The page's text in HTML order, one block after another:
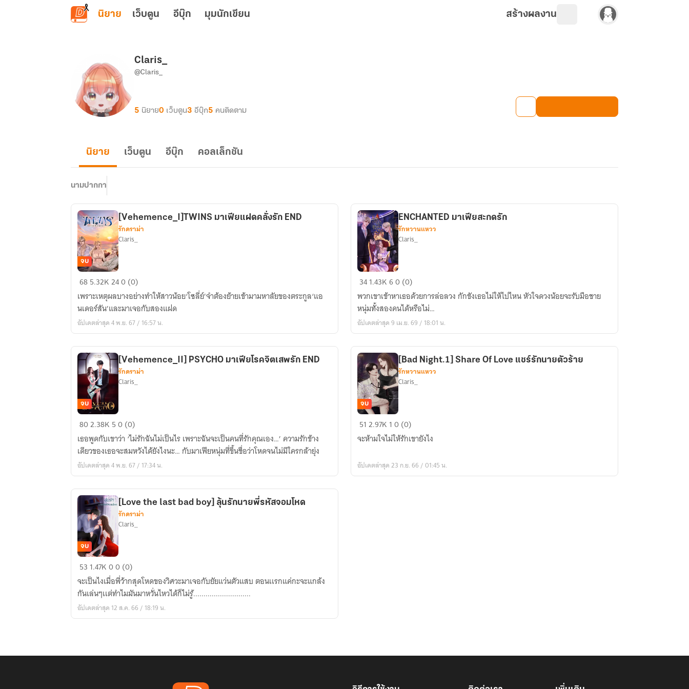
ข้ามไปยังเนื้อหาหลัก
นิยาย เว็บตูน อีบุ๊ก มุมนักเขียน สร้างผลงาน
Claris_
@Claris_
5 นิยาย0 เว็บตูน3 อีบุ๊ก5 คนติดตาม
นิยาย เว็บตูน อีบุ๊ก คอลเล็กชัน
นามปากกา
[Vehemence_I]TWINS
แฝด
คลั่ง
รัก
จบ
[Vehemence_I]TWINS มาเฟียแฝดคลั่งรัก END
รักดราม่า
Claris_
685.32K240 (0)
เพราะเหตุผลบางอย่างทำให้สาวน้อย‘โซลี่ย์’จำต้องย้ายเข้ามามหาลัยของตระกูล‘แอ
นเดอร์สัน’และมาเจอกับสองแฝด
อัปเดตล่าสุด 4 พ.ย. 67 / 16:57 น.
ENCHANTED
สะกด
รัก
ENCHANTED มาเฟียสะกดรัก
รักหวานแหวว
Claris_
341.43K60 (0)
พวกเขาเข้าหาเธอด้วยการล่อลวง กักขังเธอไม่ให้ไปไหน หัวใจดวงน้อยจะรับมือชาย
หนุ่มทั้งสองคนได้หรือไม่…
อัปเดตล่าสุด 9 เม.ย. 69 / 18:01 น.
[Vehemence_II]
PSYCHO
มาเฟีย
โรคจิต
เสพ
END
จบ
[Vehemence_II] PSYCHO มาเฟียโรคจิตเสพรัก END
รักดราม่า
Claris_
802.38K 50 (0)
เธอพูดกับเขาว่า ‘ไม่รักฉันไม่เป็นไร เพราะฉันจะเป็นคนที่รักคุณเอง…’ ความรักข้าง
เดียวของเธอจะสมหวังได้ยังไงนะ… กับมาเฟียหนุ่มที่ขึ้นชื่อว่าโหดจนไม่มีใครกล้ายุ่ง
อัปเดตล่าสุด 4 พ.ย. 67 / 17:34 น.
[Bad
Night.1]
Share
Love
จบ
[Bad Night.1] Share Of Love แชร์รักนายตัวร้าย
รักหวานแหวว
Claris_
512.97K 10 (0)
จะห้ามใจไม่ให้รักเขายังไง
อัปเดตล่าสุด 23 ก.ย. 66 / 01:45 น.
[Love
the
last
bad
boy]
จบ
[Love the last bad boy] ลุ้นรักนายพี่รหัสจอมโหด
รักดราม่า
Claris_
53 1.47K00 (0)
จะเป็นไงเมื่อพี่ว้ากสุดโหดของวิศวะมาเจอกับยัยแว่นตัวแสบ ตอนเเรกแค่กะจะแกล้ง
กันเล่นๆเเต่ทำไมมันมาหวั่นไหวได้ก็ไม่รู้............................
อัปเดตล่าสุด 12 ส.ค. 66 / 18:19 น.